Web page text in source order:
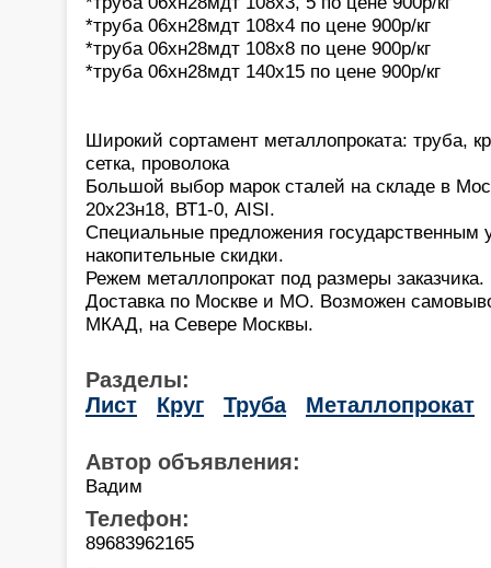
*труба 06хн28мдт 108х4 по цене 900р/кг
*труба 06хн28мдт 108х8 по цене 900р/кг
*труба 06хн28мдт 140х15 по цене 900р/кг
Широкий сортамент металлопроката: труба,
сетка, проволока
Большой выбор марок сталей на складе в
20х23н18, ВТ1-0, AISI.
Специальные предложения государственным
накопительные скидки.
Режем металлопрокат под размеры заказчика.
Доставка по Москве и МО. Возможен
МКАД, на Севере Москвы.
Разделы:
Лист
Круг Труба Металлопрокат
Автор объявления:
Вадим
Телефон:
89683962165